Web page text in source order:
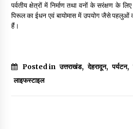
Thought Of The Day 10
Thought Of The Day 9
पर्वतीय क्षेत्रों में निर्माण तथा वनों के सरंक्षण के
पिरूल का ईधन एवं बायोमास में उपयोग जैसे पहलुओं
हैं।
Posted in उत्तराखंड, देहरादून, पर्यटन,
लाइफस्टाइल